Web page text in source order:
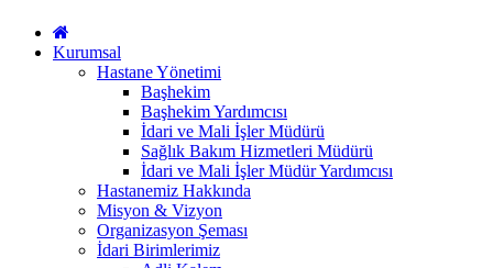
Kurumsal
Hastane Yönetimi
Başhekim
Başhekim Yardımcısı
İdari ve Mali İşler Müdürü
Sağlık Bakım Hizmetleri Müdürü
İdari ve Mali İşler Müdür Yardımcısı
Hastanemiz Hakkında
Misyon & Vizyon
Organizasyon Şeması
İdari Birimlerimiz